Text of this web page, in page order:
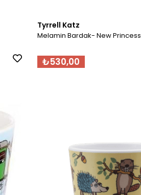
Tyrrell Katz
Melamin Bardak- New Princess
₺530,00